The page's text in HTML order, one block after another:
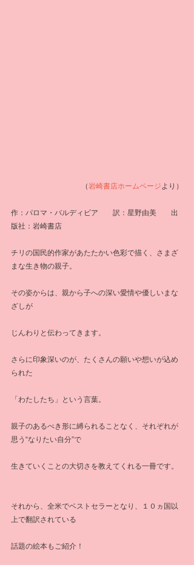
（岩崎書店ホームページより）
作：パロマ・バルディビア　　訳：星野由美　　出
版社：岩崎書店
チリの国民的作家があたたかい色彩で描く、さまざ
まな生き物の親子。
その姿からは、親から子への深い愛情や優しいまな
ざしが
じんわりと伝わってきます。
さらに印象深いのが、たくさんの願いや想いが込め
られた
「わたしたち」という言葉。
親子のあるべき形に縛られることなく、それぞれが
思う“なりたい自分”で
生きていくことの大切さを教えてくれる一冊です。
それから、全米でベストセラーとなり、１０ヵ国以
上で翻訳されている
話題の絵本もご紹介！